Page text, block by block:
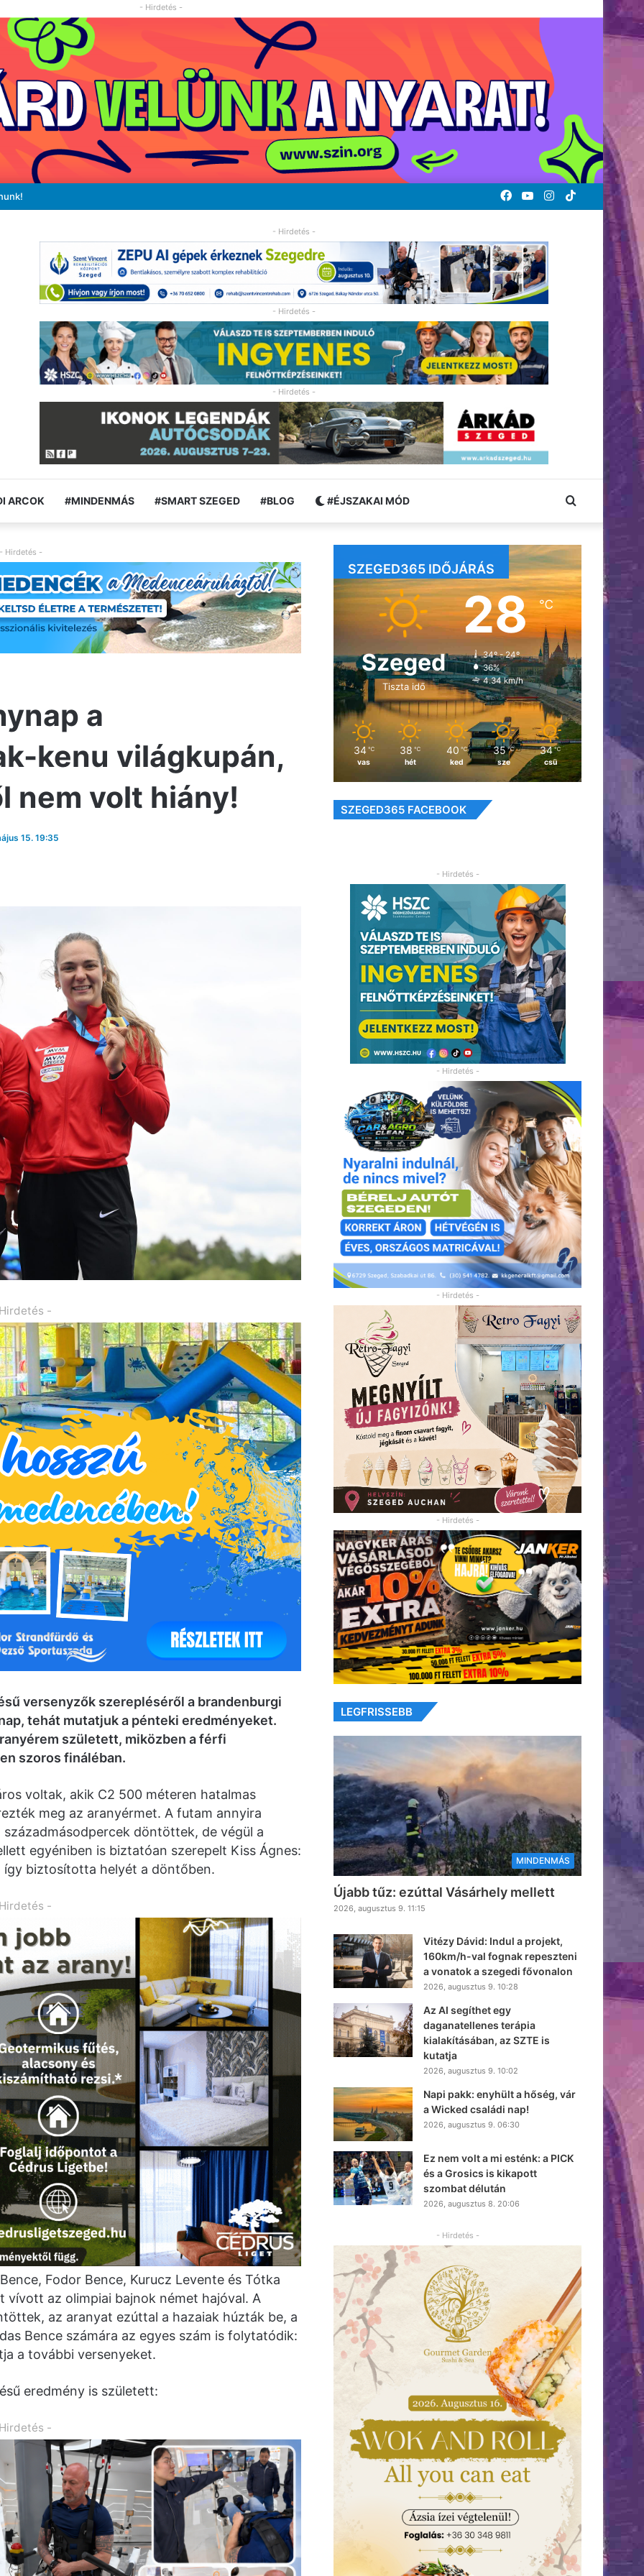
- Hirdetés -
TikTok
Instagram
YouTube
Facebook
- Hirdetés -
- Hirdetés -
- Hirdetés -
ARCOK #MINDENMÁS #SMART SZEGED #BLOG #ÉJSZAKAI MÓD Keresés:
- Hirdetés -
a
kenu világkupán,
nem volt hiány!
15. 19:35
-
versenyzők szerepléséről a brandenburgi
tehát mutatjuk a pénteki eredményeket.
született, miközben a férfi
szoros fináléban.
voltak, akik C2 500 méteren hatalmas
meg az aranyérmet. A futam annyira
döntöttek, de végül a
egyéniben is biztatóan szerepelt Kiss Ágnes:
biztosította helyét a döntőben.
-
Fodor Bence, Kurucz Levente és Tótka
vívott az olimpiai bajnok német hajóval. A
az aranyat ezúttal a hazaiak húzták be, a
Bence számára az egyes szám is folytatódik:
a további versenyeket.
eredmény is született:
-
SZEGED365 IDŐJÁRÁS
Szeged
Tiszta idő
28℃
34º - 24º
36%
4.34 km/h
34 ℃
vas
38 ℃
hét
40 ℃
ked
35 ℃
sze
34 ℃
csü
SZEGED365 FACEBOOK
- Hirdetés -
- Hirdetés -
- Hirdetés -
- Hirdetés -
LEGFRISSEBB
MINDENMÁS
Újabb tűz: ezúttal Vásárhely mellett
2026, augusztus 9. 11:15
Vitézy Dávid: Indul a projekt,
160km/h-val fognak repeszteni
a vonatok a szegedi fővonalon
2026, augusztus 9. 10:28
Az AI segíthet egy
daganatellenes terápia
kialakításában, az SZTE is
kutatja
2026, augusztus 9. 10:02
Napi pakk: enyhült a hőség, vár
a Wicked családi nap!
2026, augusztus 9. 06:30
Ez nem volt a mi esténk: a PICK
és a Grosics is kikapott
szombat délután
2026, augusztus 8. 20:06
- Hirdetés -